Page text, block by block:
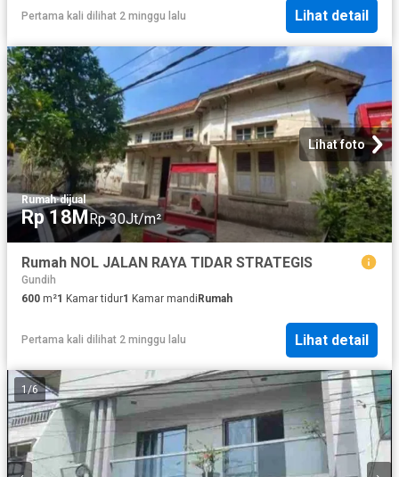
Pertama kali dilihat 2 minggu lalu Lihat detail
Lihat foto
Rumah·dijual
Rp 18MRp 30Jt/m²
Rumah NOL JALAN RAYA TIDAR STRATEGIS
Gundih
600 m²1 Kamar tidur1 Kamar mandiRumah
Pertama kali dilihat 2 minggu lalu Lihat detail
1/6